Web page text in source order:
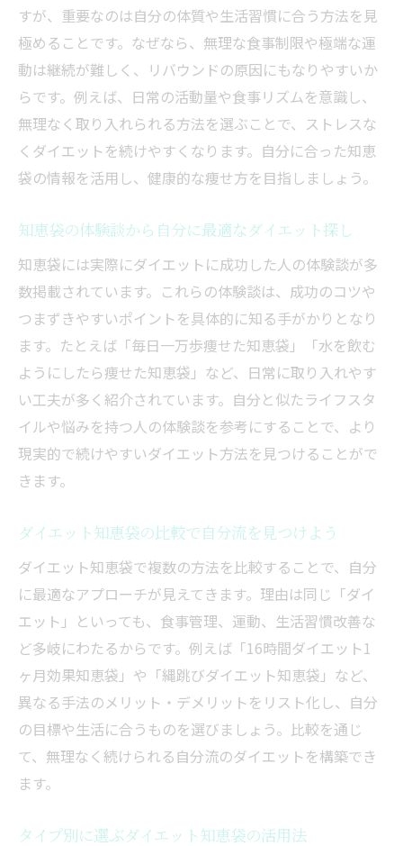
すが、重要なのは自分の体質や生活習慣に合う方法を見
極めることです。なぜなら、無理な食事制限や極端な運
動は継続が難しく、リバウンドの原因にもなりやすいか
らです。例えば、日常の活動量や食事リズムを意識し、
無理なく取り入れられる方法を選ぶことで、ストレスな
くダイエットを続けやすくなります。自分に合った知恵
袋の情報を活用し、健康的な痩せ方を目指しましょう。
知恵袋の体験談から自分に最適なダイエット探し
知恵袋には実際にダイエットに成功した人の体験談が多
数掲載されています。これらの体験談は、成功のコツや
つまずきやすいポイントを具体的に知る手がかりとなり
ます。たとえば「毎日一万歩痩せた知恵袋」「水を飲む
ようにしたら痩せた知恵袋」など、日常に取り入れやす
い工夫が多く紹介されています。自分と似たライフスタ
イルや悩みを持つ人の体験談を参考にすることで、より
現実的で続けやすいダイエット方法を見つけることがで
きます。
ダイエット知恵袋の比較で自分流を見つけよう
ダイエット知恵袋で複数の方法を比較することで、自分
に最適なアプローチが見えてきます。理由は同じ「ダイ
エット」といっても、食事管理、運動、生活習慣改善な
ど多岐にわたるからです。例えば「16時間ダイエット1
ヶ月効果知恵袋」や「縄跳びダイエット知恵袋」など、
異なる手法のメリット・デメリットをリスト化し、自分
の目標や生活に合うものを選びましょう。比較を通じ
て、無理なく続けられる自分流のダイエットを構築でき
ます。
タイプ別に選ぶダイエット知恵袋の活用法